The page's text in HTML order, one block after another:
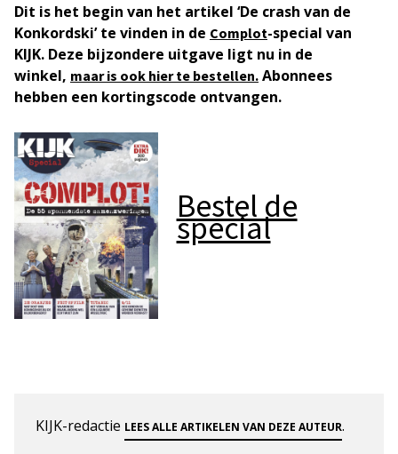
Dit is het begin van het artikel ‘De crash van de
Konkordski’ te vinden in de Complot-special van
KIJK. Deze bijzondere uitgave ligt nu in de
winkel, maar is ook hier te bestellen. Abonnees
hebben een kortingscode ontvangen.
Bestel de
special
KIJK-redactie LEES ALLE ARTIKELEN VAN DEZE AUTEUR.